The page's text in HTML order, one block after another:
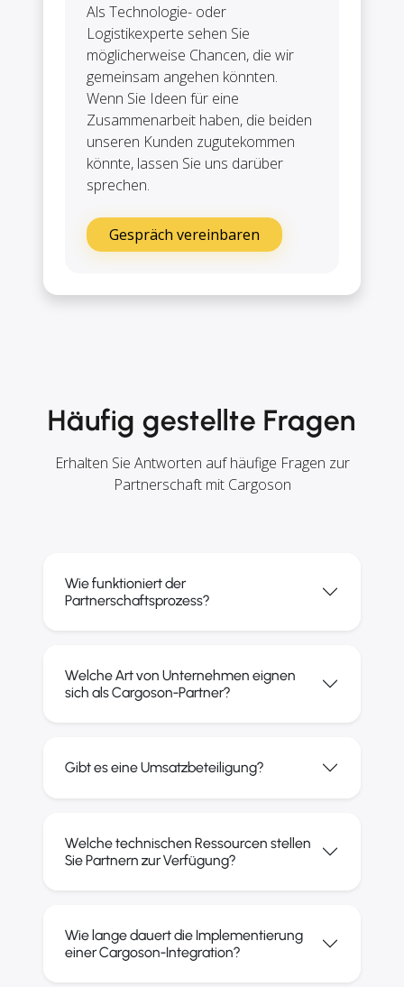
Als Technologie- oder
Logistikexperte sehen Sie
möglicherweise Chancen, die wir
gemeinsam angehen könnten.
Wenn Sie Ideen für eine
Zusammenarbeit haben, die beiden
unseren Kunden zugutekommen
könnte, lassen Sie uns darüber
sprechen.
Gespräch vereinbaren
Häufig gestellte Fragen
Erhalten Sie Antworten auf häufige Fragen zur
Partnerschaft mit Cargoson
Wie funktioniert der
Partnerschaftsprozess?
Welche Art von Unternehmen eignen
sich als Cargoson-Partner?
Gibt es eine Umsatzbeteiligung?
Welche technischen Ressourcen stellen
Sie Partnern zur Verfügung?
Wie lange dauert die Implementierung
einer Cargoson-Integration?